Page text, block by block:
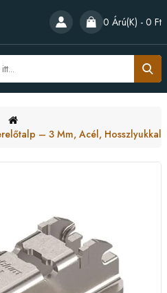
0 Árú(k) - 0 Ft
– 3 Mm, Acél, Hosszlyukkal